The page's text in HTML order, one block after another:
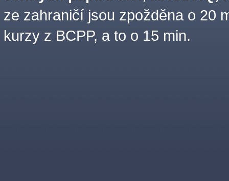
ze zahraničí jsou zpožděna o 20
kurzy z BCPP, a to o 15 min.